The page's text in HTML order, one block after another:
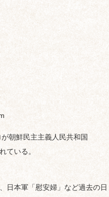
朝鮮民主主義人民共和国
ている。
本軍「慰安婦」など過去の日